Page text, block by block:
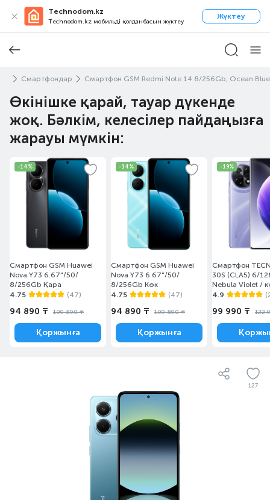
Technodom.kz
Technodom.kz мобильді қолданбасын жүктеу
Жүктеу
Смартфондар Смартфон GSM Redmi Note 14 8/256Gb, Ocean Blue
Өкінішке қарай, тауар дүкенде
жоқ. Бәлкім, келесілер пайдаңызға
жарауы мүмкін:
-14%
Смартфон GSM Huawei
Nova Y73 6.67"/50/
8/256Gb Қара
4.75
(47)
94 890 ₸ 109 890 ₸
Қоржынға
-14%
Смартфон GSM Huawei
Nova Y73 6.67"/50/
8/256Gb Көк
4.75
(47)
94 890 ₸ 109 890 ₸
Қоржынға
-19%
Смартфон
30S (CLA5) 6/
Nebula Violet /
4.9
99 990 ₸ 122
127